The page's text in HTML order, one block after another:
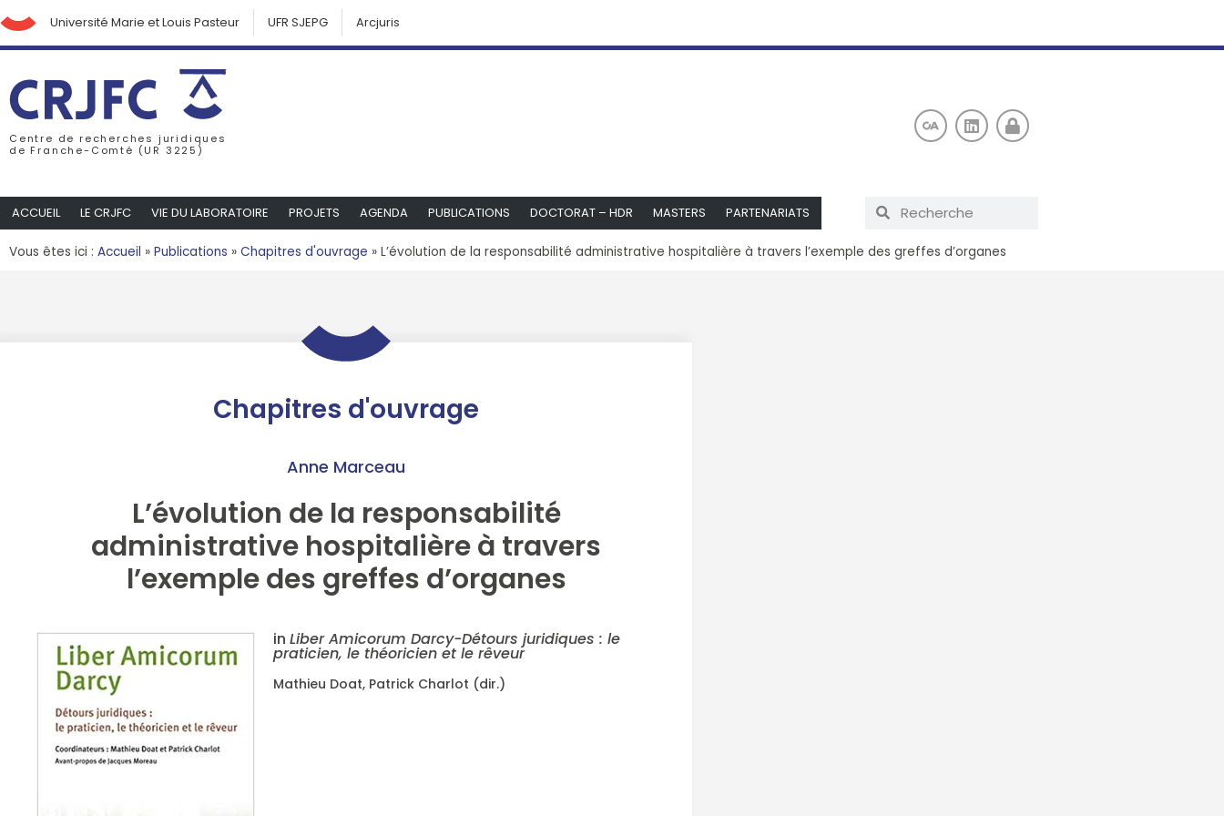
Université Marie et Louis Pasteur UFR SJEPG Arcjuris
Centre de recherches juridiques
de Franche-Comté (UR 3225)
ACCUEIL LE CRJFC VIE DU LABORATOIRE PROJETS AGENDA PUBLICATIONS DOCTORAT – HDR MASTERS PARTENARIATS
Vous êtes ici : Accueil » Publications » Chapitres d'ouvrage » L’évolution de la responsabilité administrative hospitalière à travers l’exemple des greffes d’organes
Chapitres d'ouvrage
Anne Marceau
L’évolution de la responsabilité
administrative hospitalière à travers
l’exemple des greffes d’organes
in Liber Amicorum Darcy-Détours juridiques : le
praticien, le théoricien et le rêveur
Mathieu Doat, Patrick Charlot (dir.)